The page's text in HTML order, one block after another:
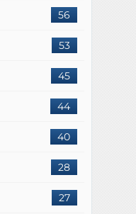
56
53
45
44
40
28
27